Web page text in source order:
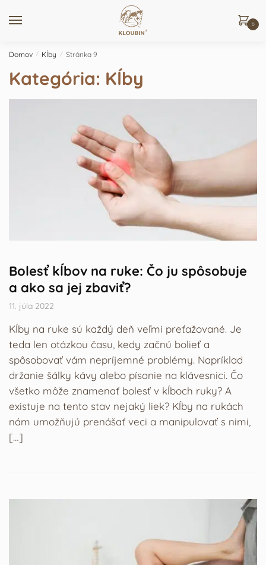
0
Domov / Kĺby / Stránka 9
Kategória: Kĺby
Bolesť kĺbov na ruke: Čo ju spôsobuje
a ako sa jej zbaviť?
11. júla 2022
Kĺby na ruke sú každý deň veľmi preťažované. Je
teda len otázkou času, kedy začnú bolieť a
spôsobovať vám nepríjemné problémy. Napríklad
držanie šálky kávy alebo písanie na klávesnici. Čo
všetko môže znamenať bolesť v kĺboch ruky? A
existuje na tento stav nejaký liek? Kĺby na rukách
nám umožňujú prenášať veci a manipulovať s nimi,
[…]